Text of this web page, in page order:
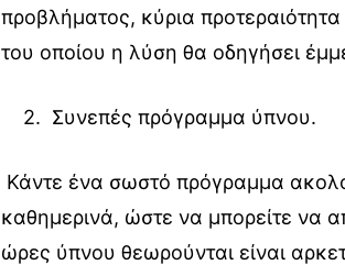
προβλήματος, κύρια
του οποίου η λύση θα οδηγήσει
2. Συνεπές πρόγραμμα ύπνου.
Κάντε ένα σωστό πρόγραμμα
καθημερινά, ώστε να μπορείτε να
ώρες ύπνου θεωρούνται είναι